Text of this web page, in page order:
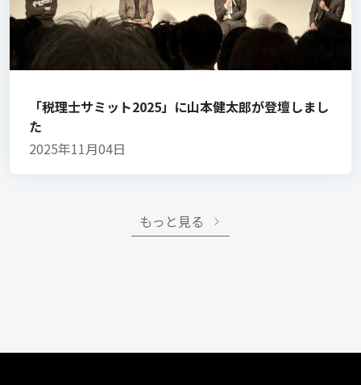
「税理士サミット2025」に山本健太郎が登壇しまし
た
2025年11月04日
もっと見る